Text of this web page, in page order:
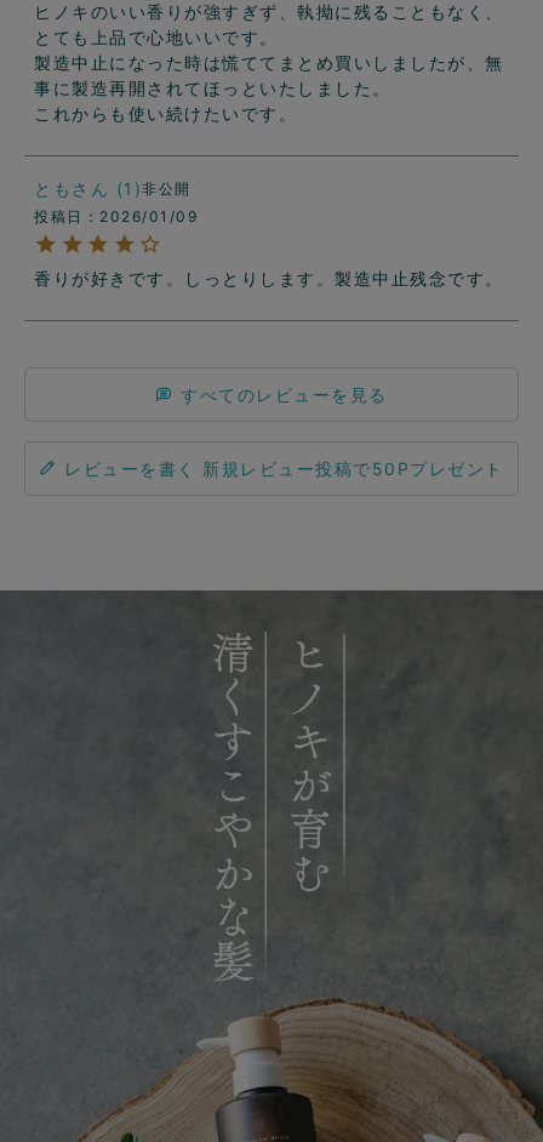
ヒノキのいい香りが強すぎず、執拗に残ることもなく、
とても上品で心地いいです。
製造中止になった時は慌ててまとめ買いしましたが、無
事に製造再開されてほっといたしました。
これからも使い続けたいです。
とも 1
非公開
投稿日
2026/01/09
香りが好きです。しっとりします。製造中止残念です。
すべてのレビューを見る
レビューを書く